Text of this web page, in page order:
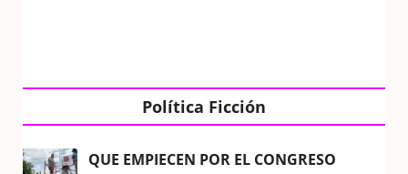
Política Ficción
QUE EMPIECEN POR EL CONGRESO